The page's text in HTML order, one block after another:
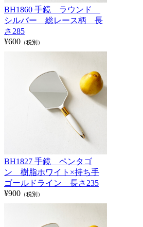
BH1860 手鏡 ラウンド
シルバー 総レース柄 長
さ285
¥600 （税別）
BH1827 手鏡 ペンタゴ
ン 樹脂ホワイト×持ち手
ゴールドライン 長さ235
¥900 （税別）